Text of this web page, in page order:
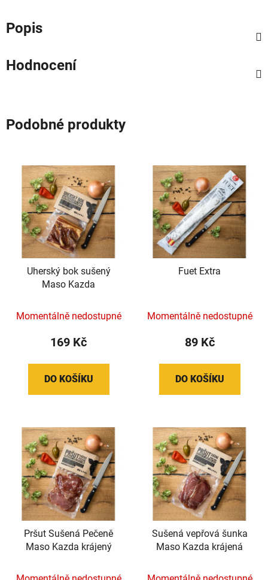
Popis
Hodnocení
Podobné produkty
Uherský bok sušený
Maso Kazda
Momentálně nedostupné
169 Kč
DO KOŠÍKU
Fuet Extra
Momentálně nedostupné
89 Kč
DO KOŠÍKU
Pršut Sušená Pečeně
Maso Kazda krájený
Sušená vepřová šunka
Maso Kazda krájená